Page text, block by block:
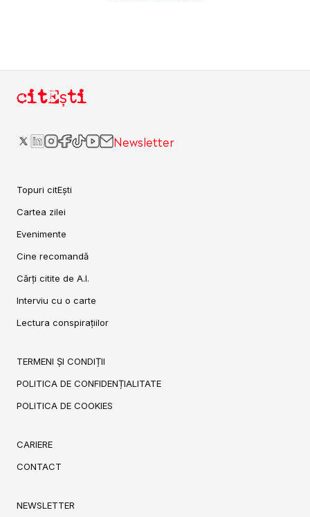
citEști
Newsletter
Topuri citEști
Cartea zilei
Evenimente
Cine recomandă
Cărți citite de A.I.
Interviu cu o carte
Lectura conspirațiilor
TERMENI ȘI CONDIȚII
POLITICA DE CONFIDENȚIALITATE
POLITICA DE COOKIES
CARIERE
CONTACT
NEWSLETTER